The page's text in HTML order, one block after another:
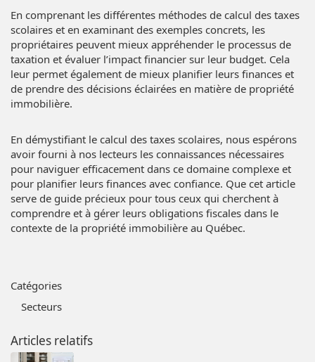
En comprenant les différentes méthodes de calcul des taxes
scolaires et en examinant des exemples concrets, les
propriétaires peuvent mieux appréhender le processus de
taxation et évaluer l’impact financier sur leur budget. Cela
leur permet également de mieux planifier leurs finances et
de prendre des décisions éclairées en matière de propriété
immobilière.
En démystifiant le calcul des taxes scolaires, nous espérons
avoir fourni à nos lecteurs les connaissances nécessaires
pour naviguer efficacement dans ce domaine complexe et
pour planifier leurs finances avec confiance. Que cet article
serve de guide précieux pour tous ceux qui cherchent à
comprendre et à gérer leurs obligations fiscales dans le
contexte de la propriété immobilière au Québec.
Catégories
Secteurs
Articles relatifs